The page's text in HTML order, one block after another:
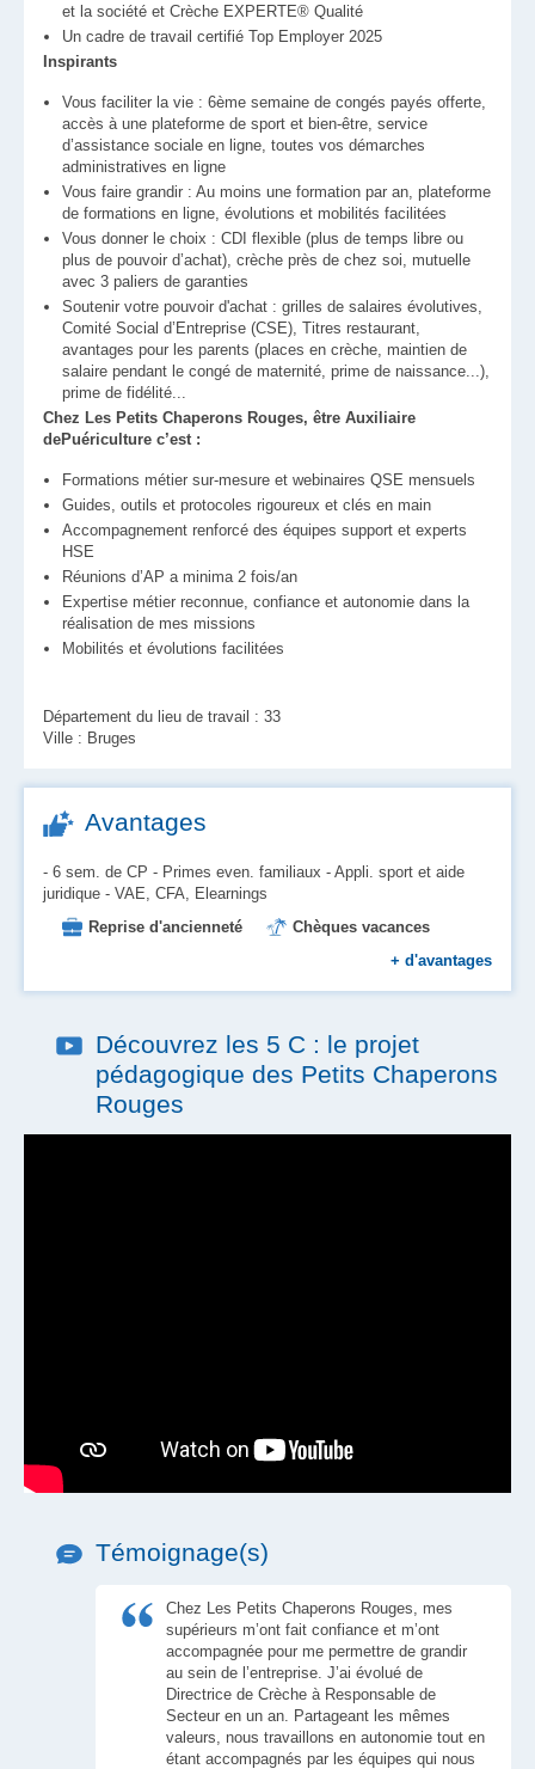
et la société et Crèche EXPERTE® Qualité
Un cadre de travail certifié Top Employer 2025
Inspirants
Vous faciliter la vie : 6ème semaine de congés payés offerte,
accès à une plateforme de sport et bien-être, service
d’assistance sociale en ligne, toutes vos démarches
administratives en ligne
Vous faire grandir : Au moins une formation par an, plateforme
de formations en ligne, évolutions et mobilités facilitées
Vous donner le choix : CDI flexible (plus de temps libre ou
plus de pouvoir d’achat), crèche près de chez soi, mutuelle
avec 3 paliers de garanties
Soutenir votre pouvoir d'achat : grilles de salaires évolutives,
Comité Social d’Entreprise (CSE), Titres restaurant,
avantages pour les parents (places en crèche, maintien de
salaire pendant le congé de maternité, prime de naissance...),
prime de fidélité...
Chez Les Petits Chaperons Rouges, être Auxiliaire
dePuériculture c’est :
Formations métier sur-mesure et webinaires QSE mensuels
Guides, outils et protocoles rigoureux et clés en main
Accompagnement renforcé des équipes support et experts
HSE
Réunions d’AP a minima 2 fois/an
Expertise métier reconnue, confiance et autonomie dans la
réalisation de mes missions
Mobilités et évolutions facilitées
Département du lieu de travail : 33
Ville : Bruges
Avantages
- 6 sem. de CP - Primes even. familiaux - Appli. sport et aide
juridique - VAE, CFA, Elearnings
Reprise d'ancienneté
Chèques vacances
Aide au logement et à l'installation
Tickets restaurant
+ d'avantages
Découvrez les 5 C : le projet
pédagogique des Petits Chaperons
Rouges
Témoignage(s)
Chez Les Petits Chaperons Rouges, mes
supérieurs m’ont fait confiance et m’ont
accompagnée pour me permettre de grandir
au sein de l’entreprise. J’ai évolué de
Directrice de Crèche à Responsable de
Secteur en un an. Partageant les mêmes
valeurs, nous travaillons en autonomie tout en
étant accompagnés par les équipes qui nous